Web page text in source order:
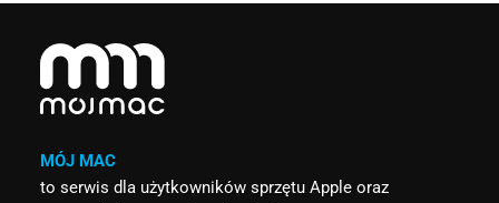
MÓJ MAC
to serwis dla użytkowników sprzętu Apple oraz